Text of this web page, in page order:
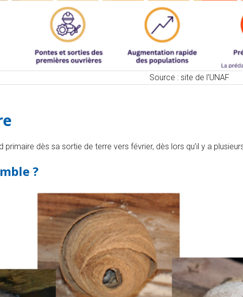
Source : site de l'UNAF
primaire dès sa sortie de terre vers février, dès lors qu’il y a
?